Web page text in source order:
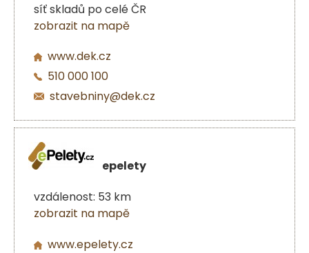
síť skladů po celé ČR
zobrazit na mapě
www.dek.cz
510 000 100
stavebniny@dek.cz
epelety
vzdálenost: 53 km
zobrazit na mapě
www.epelety.cz